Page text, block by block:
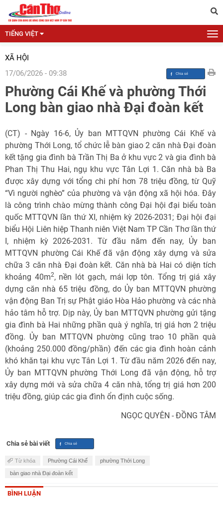
TIẾNG VIỆT
XÃ HỘI
17/06/2026 - 09:38
Phường Cái Khế và phường Thới
Long bàn giao nhà Đại đoàn kết
(CT) - Ngày 16-6, Ủy ban MTTQVN phường Cái Khế và
phường Thới Long, tổ chức lễ bàn giao 2 căn nhà Đại đoàn
kết tặng gia đình bà Trần Thị Ba ở khu vực 2 và gia đình bà
Phan Thị Thu Hai, ngụ khu vực Tân Lợi 1. Căn nhà bà Ba
được xây dựng với tổng chi phí hơn 78 triệu đồng, từ Quỹ
“Vì người nghèo” của phường và vận động xã hội hóa. Đây
là công trình chào mừng thành công Đại hội đại biểu toàn
quốc MTTQVN lần thứ XI, nhiệm kỳ 2026-2031; Đại hội đại
biểu Hội Liên hiệp Thanh niên Việt Nam TP Cần Thơ lần thứ
I, nhiệm kỳ 2026-2031. Từ đầu năm đến nay, Ủy ban
MTTQVN phường Cái Khế đã vận động xây dựng và sửa
chữa 3 căn nhà Đại đoàn kết. Căn nhà bà Hai có diện tích
khoảng 40m2, nền lót gạch, mái lợp tôn. Tổng trị giá xây
dựng căn nhà 65 triệu đồng, do Ủy ban MTTQVN phường
vận động Ban Trị sự Phật giáo Hòa Hảo phường và các nhà
hảo tâm hỗ trợ. Dịp này, Ủy ban MTTQVN phường gửi tặng
gia đình bà Hai những phần quà ý nghĩa, trị giá hơn 2 triệu
đồng. Ủy ban MTTQVN phường cũng trao 10 phần quà
(khoảng 250.000 đồng/phần) đến các gia đình hoàn cảnh
khó khăn tại khu vực Tân Lợi 1. Từ đầu năm 2026 đến nay,
Ủy ban MTTQVN phường Thới Long đã vận động, hỗ trợ
xây dựng mới và sửa chữa 4 căn nhà, tổng trị giá hơn 200
triệu đồng, giúp các gia đình ổn định cuộc sống.
NGỌC QUYÊN - ĐỒNG TÂM
Chia sẻ bài viết
Từ khóa Phường Cái Khế phường Thới Long
bàn giao nhà Đại đoàn kết
BÌNH LUẬN